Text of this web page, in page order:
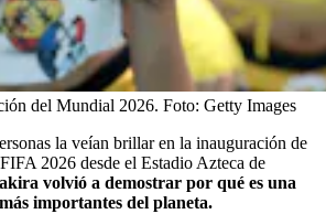
del Mundial 2026. Foto: Getty Images
la veían brillar en la inauguración de
2026 desde el Estadio Azteca de
volvió a demostrar por qué es una
más importantes del planeta.